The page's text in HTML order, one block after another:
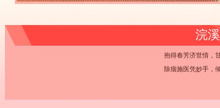
浣
抱得春芳济世情，
除痼施医凭妙手，